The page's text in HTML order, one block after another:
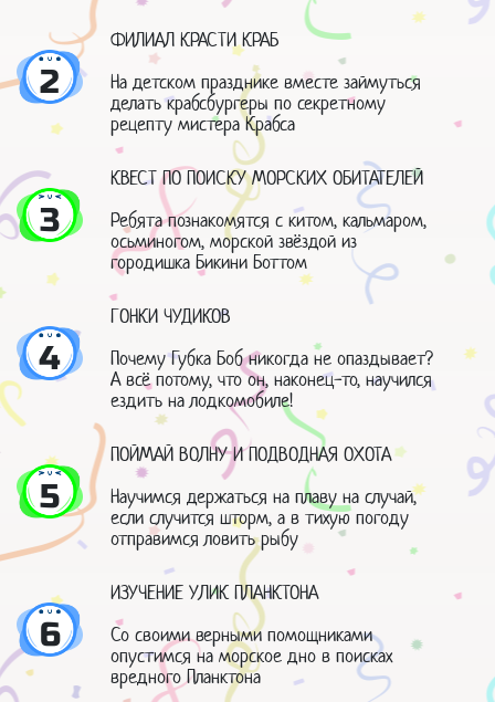
2
ФИЛИАЛ КРАСТИ КРАБ
На детском празднике вместе займуться
делать крабсбургеры по секретному
рецепту мистера Крабса
3
КВЕСТ ПО ПОИСКУ МОРСКИХ ОБИТАТЕЛЕЙ
Ребята познакомятся с китом, кальмаром,
осьминогом, морской звёздой из
городишка Бикини Боттом
4
ГОНКИ ЧУДИКОВ
Почему Губка Боб никогда не опаздывает?
А всё потому, что он, наконец-то, научился
ездить на лодкомобиле!
5
ПОЙМАЙ ВОЛНУ И ПОДВОДНАЯ ОХОТА
Научимся держаться на плаву на случай,
если случится шторм, а в тихую погоду
отправимся ловить рыбу
6
ИЗУЧЕНИЕ УЛИК ПЛАНКТОНА
Со своими верными помощниками
опустимся на морское дно в поисках
вредного Планктона